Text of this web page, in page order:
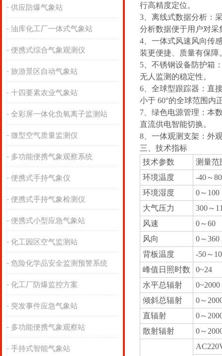
供应防爆气象站
油库化工厂一体式气象站
便携式综合气象观测仪
旅游景区自动气象站
十四要素农业气象站
全彩屏一体化负氧离子监测站
微型空气质量监测仪
多功能便携气象观察系统
便携式手持气象仪
便携式手持气象检测仪
便携式小型应急气象站
化工园区空气监测站
危险化学品安全监测预警系统
化工厂防爆监控方案
突发事件应急气象站
多功能便携气象观察站
手持式智能气象站
行高精度定位。
3、离线式数据分析：
分析数据便于用户对
4、一体式风速风向传
装更便捷、质量有保障
5、不锈钢设备防护箱
无人监测的稳定性。
6、全球型跟踪器： 直
小于 60°的全球范围内
7、绿色电源管理： 本
直流供电智能切换。
8、一体观测支架： 外
三、技术指标
技术参数
测量范
环境温度
-40～80
环境湿度
0～100
大气压力
300～
风速
0～60
风向
0～360
背板温度
-50～
峰值日照时数
0~24
水平总辐射
0~2000
倾斜总辐射
0～
直辐射
0～
散射辐射
0～